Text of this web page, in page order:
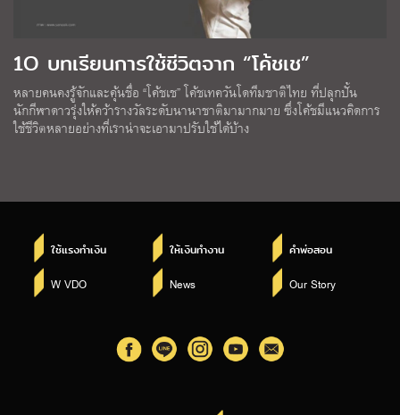
1O บทเรียนการใช้ชีวิตจาก “โค้ชเช”
หลายคนคงรู้จักและคุ้นชื่อ “โค้ชเช” โค้ชเทควันโดทีมชาติไทย ที่ปลุกปั้น
นักกีฬาดาวรุ่งให้คว้ารางวัลระดับนานาชาติมามากมาย ซึ่งโค้ชมีแนวคิดการ
ใช้ชีวิตหลายอย่างที่เราน่าจะเอามาปรับใช้ได้บ้าง
ใช้แรงทำเงิน ให้เงินทำงาน คำพ่อสอน
W VDO News Our Story